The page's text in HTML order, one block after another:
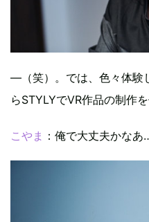
—（笑）。では、色々体験
らSTYLYでVR作品の制作
こやま ：俺で大丈夫かなあ